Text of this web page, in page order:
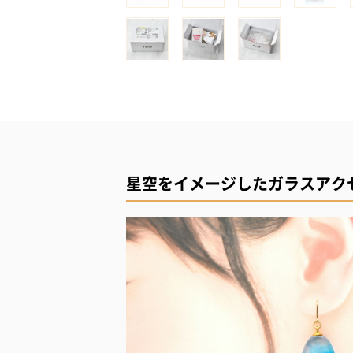
星空をイメージしたガラスアク